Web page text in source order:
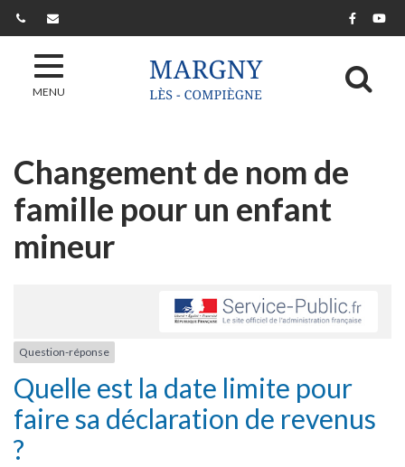
Lien
MENU
Changement de nom de
famille pour un enfant
mineur
Question-réponse
Quelle est la date limite pour
faire sa déclaration de revenus
?